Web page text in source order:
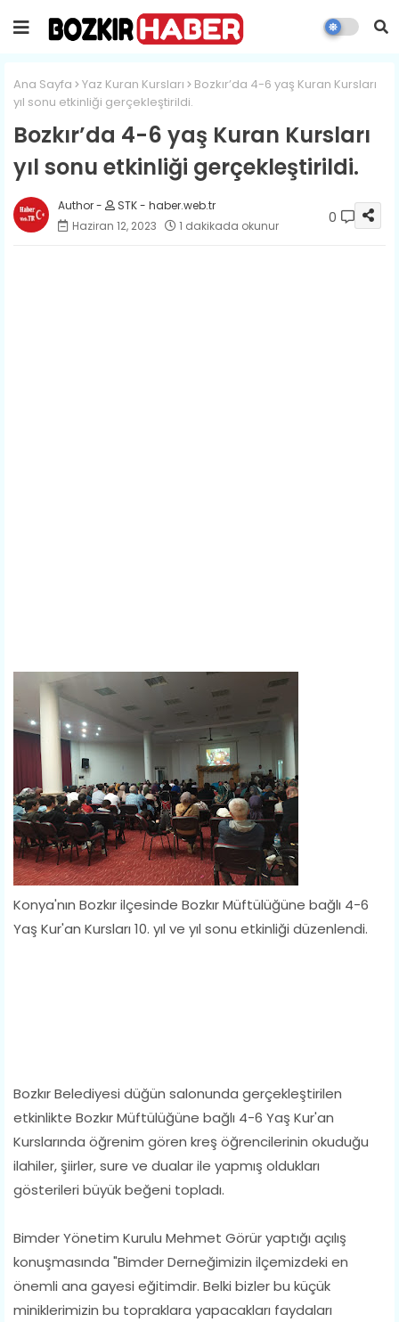
Ana Sayfa Yaz Kuran Kursları
​Bozkır’da 4-6 yaş Kuran Kursları
yıl sonu etkinliği gerçekleştirildi.
​Bozkır’da 4-6 yaş Kuran Kursları
yıl sonu etkinliği gerçekleştirildi.
STK - haber.web.tr
Haziran 12, 2023
1 dakikada okunur 0
Konya'nın Bozkır ilçesinde Bozkır Müftülüğüne bağlı 4-6
Yaş Kur'an Kursları 10. yıl ve yıl sonu etkinliği düzenlendi.
Bozkır Belediyesi düğün salonunda gerçekleştirilen
etkinlikte Bozkır Müftülüğüne bağlı 4-6 Yaş Kur'an
Kurslarında öğrenim gören kreş öğrencilerinin okuduğu
ilahiler, şiirler, sure ve dualar ile yapmış oldukları
gösterileri büyük beğeni topladı.
Bimder Yönetim Kurulu Mehmet Görür yaptığı açılış
konuşmasında "Bimder Derneğimizin ilçemizdeki en
önemli ana gayesi eğitimdir. Belki bizler bu küçük
miniklerimizin bu topraklara yapacakları faydaları